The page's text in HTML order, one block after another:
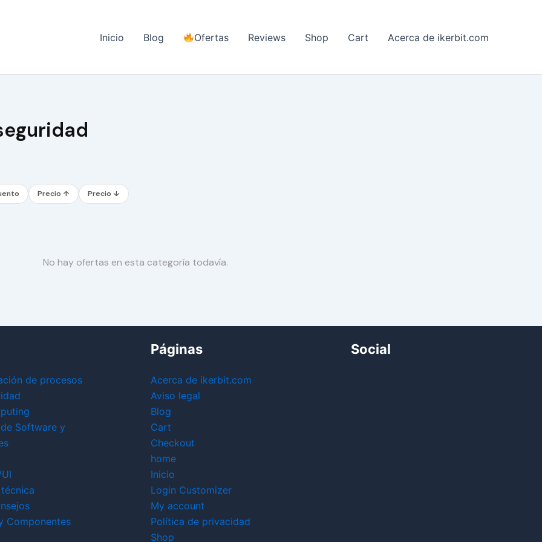
Inicio Blog Ofertas Reviews Shop Cart Acerca de ikerbit.com
Precio ↑ Precio ↓
No hay ofertas en esta categoría todavía.
de procesos
Software y
Componentes
Páginas
Acerca de ikerbit.com
Aviso legal
Blog
Cart
Checkout
home
Inicio
Login Customizer
My account
Política de privacidad
Shop
Social